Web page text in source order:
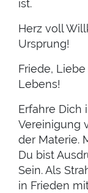
ist.
Herz voll
Ursprung!
Friede,
Lebens!
Erfahre Dich
Vereinigung
der Materie.
Du bist
Sein. Als
in Frieden